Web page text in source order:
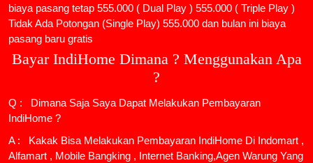
biaya pasang tetap 555.000 ( Dual Play ) 555.000 ( Triple Play )
Tidak Ada Potongan (Single Play) 555.000 dan bulan ini biaya
pasang baru gratis
Bayar IndiHome Dimana ? Menggunakan Apa
?
Q : Dimana Saja Saya Dapat Melakukan Pembayaran
IndiHome ?
A : Kakak Bisa Melakukan Pembayaran IndiHome Di Indomart ,
Alfamart , Mobile Bangking , Internet Banking,Agen Warung Yang